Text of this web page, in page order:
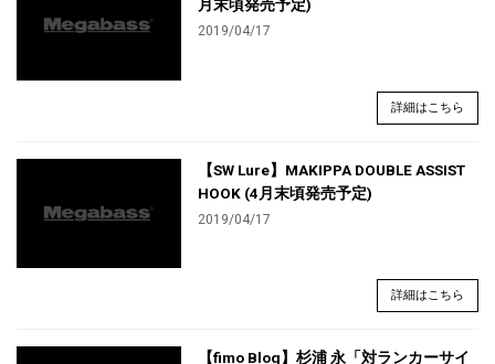
月末頃発売予定)
2019/04/17
詳細はこちら
【SW Lure】MAKIPPA DOUBLE ASSIST
HOOK (4月末頃発売予定)
2019/04/17
詳細はこちら
【fimo Blog】杉浦 永「対ランカーサイ